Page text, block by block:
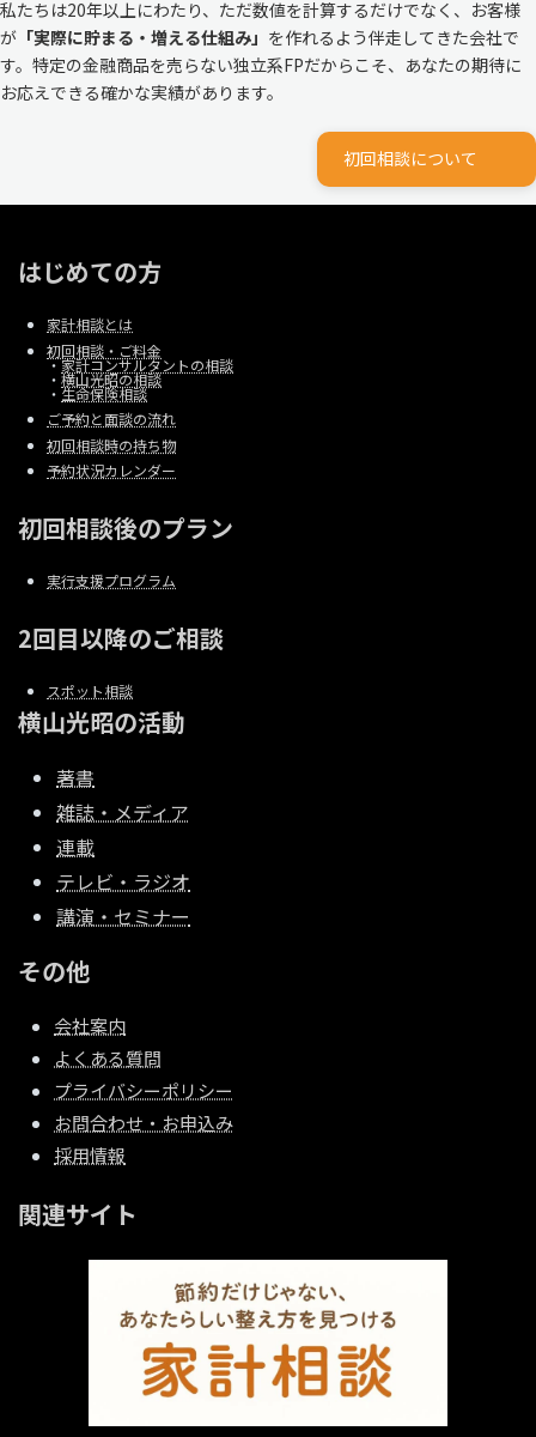
私たちは20年以上にわたり、ただ数値を計算するだけでなく、お客様
が 「実際に貯まる・増える仕組み」 を作れるよう伴走してきた会社で
す。特定の金融商品を売らない独立系FPだからこそ、あなたの期待に
お応えできる確かな実績があります。
初回相談について
はじめての方
家計相談とは
初回相談・ご料金
・家計コンサルタントの相談
・ 横山光昭の相談
・ 生命保険相談
ご予約と面談の流れ
初回相談時の持ち物
予約状況カレンダー
初回相談後のプラン
実行支援プログラム
2回目以降のご相談
スポット相談
横山光昭の活動
著書
雑誌・メディア
連載
テレビ・ラジオ
講演・セミナー
その他
会社案内
よくある質問
プライバシーポリシー
お問合わせ・お申込み
採用情報
関連サイト